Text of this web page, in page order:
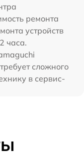
ремонта
устройств
часа.
сложного
в сервис-